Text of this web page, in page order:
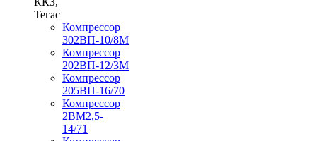
Тегас
Компрессор
302ВП-10/8М
Компрессор
202ВП-12/3М
Компрессор
205ВП-16/70
Компрессор
2ВМ2,5-
14/71